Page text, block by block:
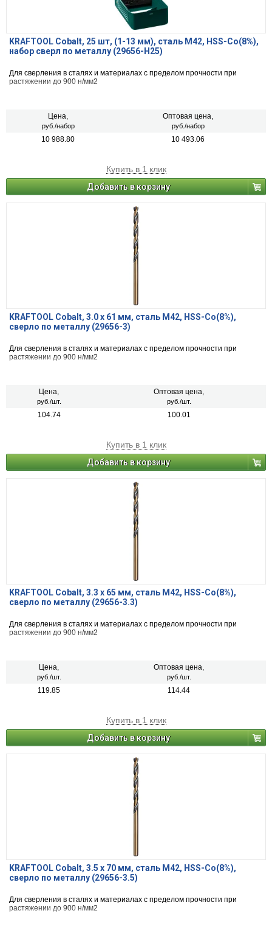
KRAFTOOL Cobalt, 25 шт, (1-13 мм), сталь М42, HSS-Co(8%),
набор сверл по металлу (29656-H25)
Для сверления в сталях и материалах с пределом прочности при
растяжении до 900 н/мм2
Цена,
руб./набор
Оптовая цена,
руб./набор
10 988.80 10 493.06
Купить в 1 клик
Добавить в корзину
KRAFTOOL Cobalt, 3.0 х 61 мм, сталь М42, HSS-Co(8%),
сверло по металлу (29656-3)
Для сверления в сталях и материалах с пределом прочности при
растяжении до 900 н/мм2
Цена,
руб./шт.
Оптовая цена,
руб./шт.
104.74 100.01
Купить в 1 клик
Добавить в корзину
KRAFTOOL Cobalt, 3.3 х 65 мм, сталь М42, HSS-Co(8%),
сверло по металлу (29656-3.3)
Для сверления в сталях и материалах с пределом прочности при
растяжении до 900 н/мм2
Цена,
руб./шт.
Оптовая цена,
руб./шт.
119.85 114.44
Купить в 1 клик
Добавить в корзину
KRAFTOOL Cobalt, 3.5 х 70 мм, сталь М42, HSS-Co(8%),
сверло по металлу (29656-3.5)
Для сверления в сталях и материалах с пределом прочности при
растяжении до 900 н/мм2